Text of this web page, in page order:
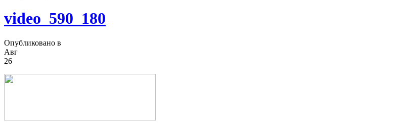
video_590_180
Опубликовано в
Авг
26